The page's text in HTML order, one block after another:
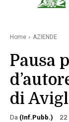
Home AZIENDE
Pausa
di
Da (Inf.Pubb.) 22